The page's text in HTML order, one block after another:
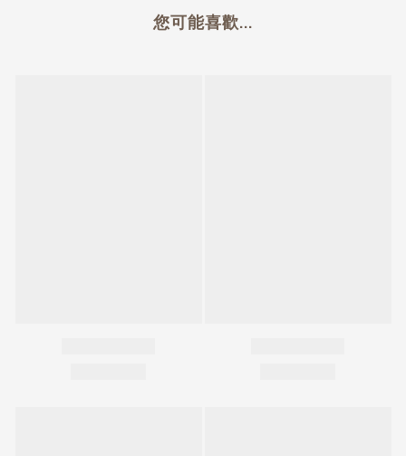
您可能喜歡...